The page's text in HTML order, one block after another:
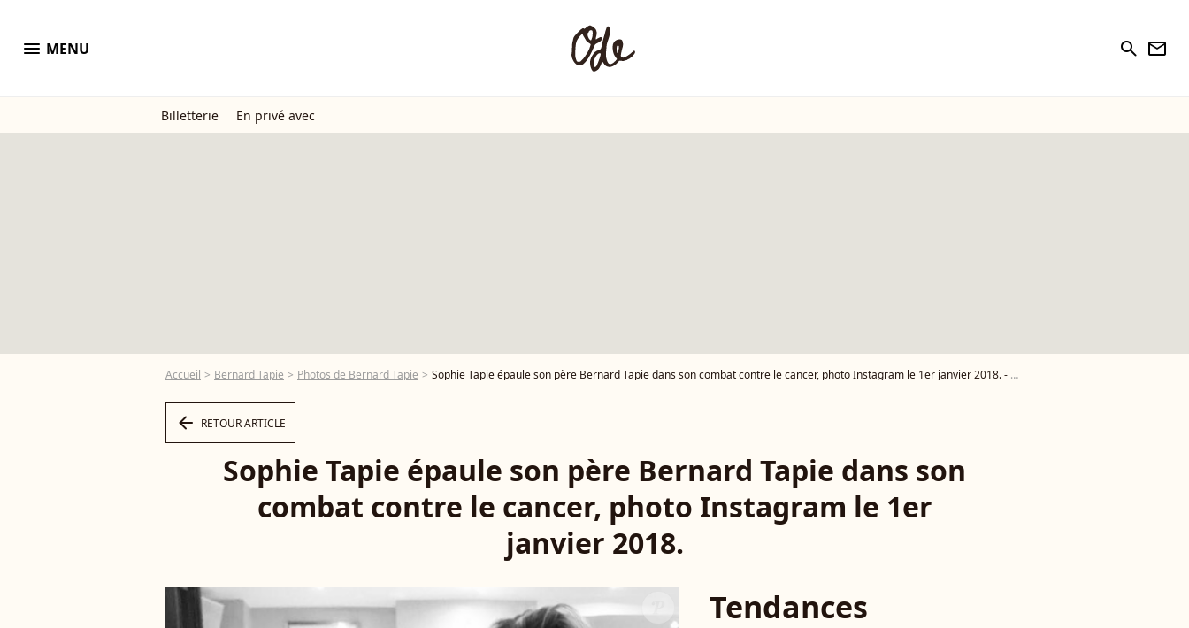
menu MENU search newsletter
Billetterie En privé avec
Accueil Bernard Tapie Photos de Bernard Tapie Sophie Tapie épaule son père Bernard Tapie dans son combat contre le cancer, photo Instagram le 1er janvier 2018. - Photo
arrow_left RETOUR ARTICLE
Sophie Tapie épaule son père Bernard Tapie dans son
combat contre le cancer, photo Instagram le 1er
janvier 2018.
Tendances